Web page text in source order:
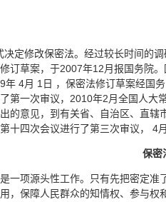
决定修改保密法。经过较长时间的
订草案，于2007年12月报国务院
年 4月 1日 ，保密法修订草案经国
第一次审议，2010年2月全国人大
的意见，到有关省、自治区、直
十四次会议进行了第三次审议， 4
保密
一项源头性工作。只有先把密定
，保障人民群众的知情权、参与